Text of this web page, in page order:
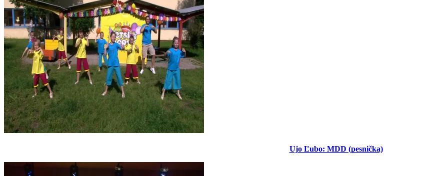
Ujo Ľubo: MDD (pesnička)